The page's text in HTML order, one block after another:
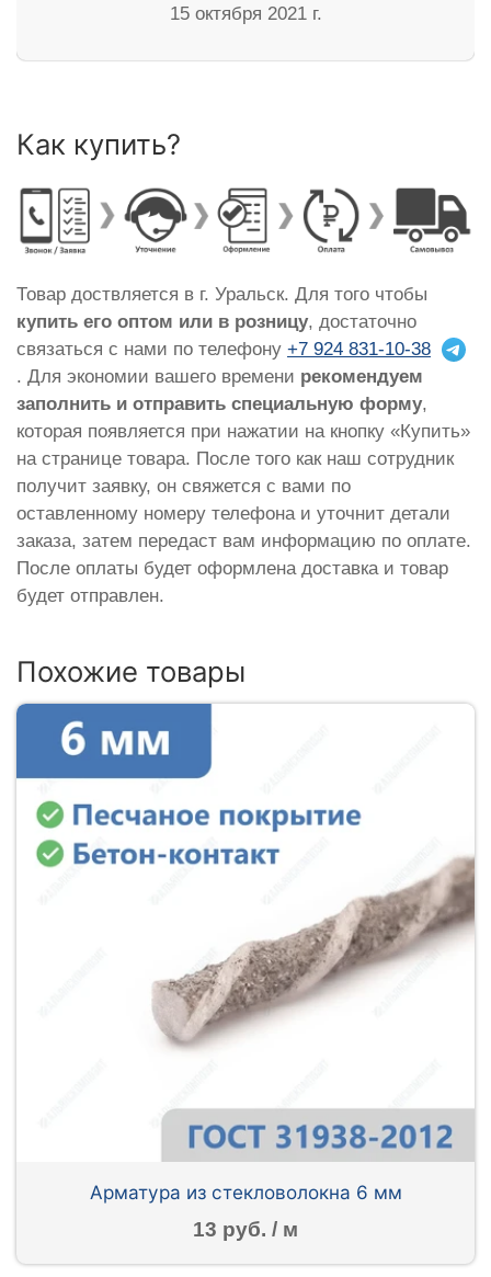
15 октября 2021 г.
Как купить?
Товар доствляется в г. Уральск. Для того чтобы
купить его оптом или в розницу, достаточно
связаться с нами по телефону +7 924 831-10-38
. Для экономии вашего времени рекомендуем
заполнить и отправить специальную форму,
которая появляется при нажатии на кнопку «Купить»
на странице товара. После того как наш сотрудник
получит заявку, он свяжется с вами по
оставленному номеру телефона и уточнит детали
заказа, затем передаст вам информацию по оплате.
После оплаты будет оформлена доставка и товар
будет отправлен.
Похожие товары
Арматура из стекловолокна 6 мм
13 руб. / м